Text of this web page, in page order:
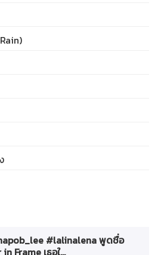
#lalinalena พูดชื่อ
Frame เธอใ...